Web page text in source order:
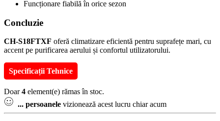
Funcționare fiabilă în orice sezon
Concluzie
CH-S18FTXF oferă climatizare eficientă pentru suprafețe mari, cu
accent pe purificarea aerului și confortul utilizatorului.
Specificații Tehnice
Doar4 element(e) rămas în stoc.
... persoanele vizionează acest lucru chiar acum